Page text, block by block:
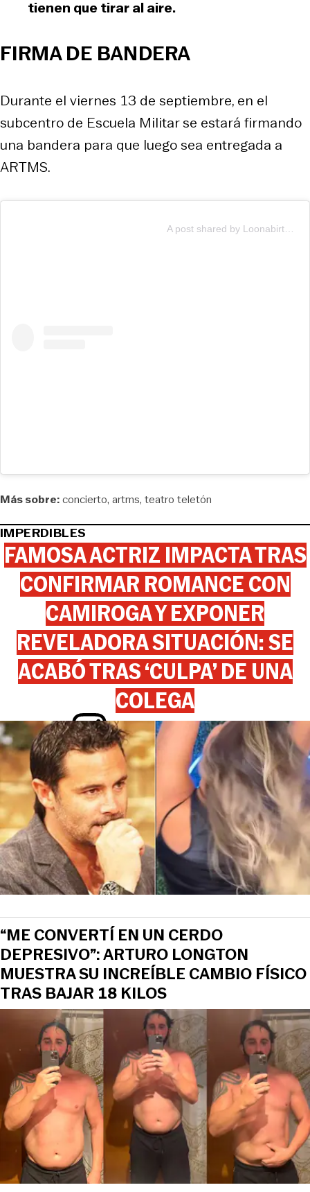
tienen que tirar al aire.
FIRMA DE BANDERA
Durante el viernes 13 de septiembre, en el
subcentro de Escuela Militar se estará firmando
una bandera para que luego sea entregada a
ARTMS.
View this post on Instagram
A post shared by Loonabirth Chile ˖࣪ ࣪⋆་ (@loonabirth_chile)
Más sobre:concierto artms teatro teletón
IMPERDIBLES
FAMOSA ACTRIZ IMPACTA TRAS
CONFIRMAR ROMANCE CON
CAMIROGA Y EXPONER
REVELADORA SITUACIÓN: SE
ACABÓ TRAS ‘CULPA’ DE UNA
COLEGA
“ME CONVERTÍ EN UN CERDO
DEPRESIVO”: ARTURO LONGTON
MUESTRA SU INCREÍBLE CAMBIO FÍSICO
TRAS BAJAR 18 KILOS